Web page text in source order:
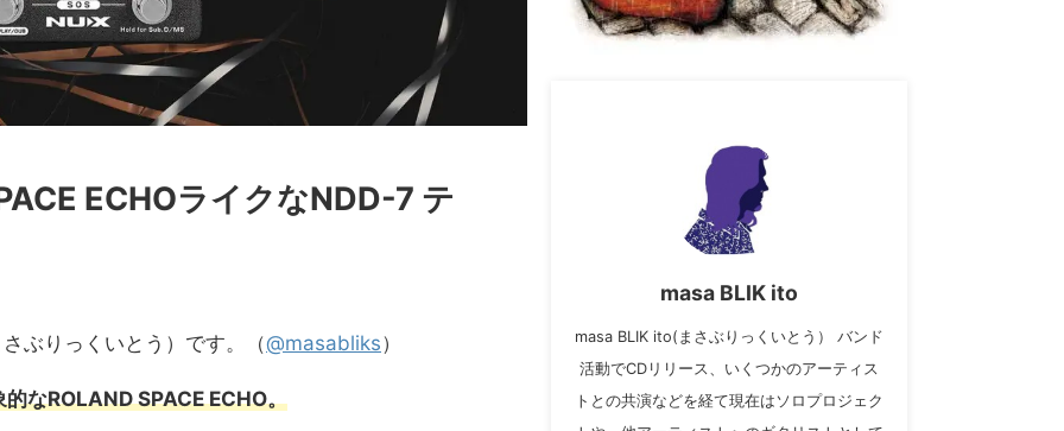
ECHOライクなNDD-7 テ
ぶりっくいとう）です。（@masabliks）
なROLAND SPACE ECHO。
masa BLIK ito
masa BLIK ito(まさぶりっくいとう） バンド
活動でCDリリース、いくつかのアーティス
トとの共演などを経て現在はソロプロジェク